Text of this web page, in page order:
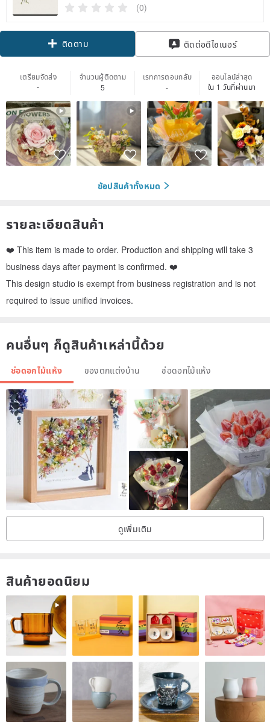
(0)
ติดตาม ติดต่อดีไซเนอร์
เตรียมจัดส่ง
-
จำนวนผู้ติดตาม
5
เรทการตอบกลับ
-
ออนไลน์ล่าสุด
ใน 1 วันที่ผ่านมา
ช้อปสินค้าทั้งหมด
รายละเอียดสินค้า
❤️ This item is made to order. Production and shipping will take 3
business days after payment is confirmed. ❤️
This design studio is exempt from business registration and is not
required to issue unified invoices.
คนอื่นๆ ก็ดูสินค้าเหล่านี้ด้วย
ช่อดอกไม้แห้ง ของตกแต่งบ้าน ช่อดอกไม้แห้ง
ดูเพิ่มเติม
สินค้ายอดนิยม